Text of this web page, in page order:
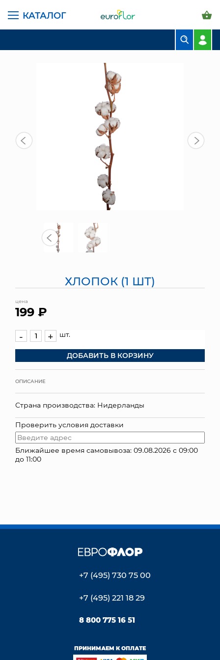
КАТАЛОГ
КОМПОЗИЦИИ
ЦВЕТЫ В ПАЧКАХ
СВАДЕБНАЯ ФЛОРИСТИКА
КОМНАТНЫЕ РАСТЕНИЯ
ГОРШКИ И КАШПО
ГРУНТЫ И УДОБРЕНИЯ
ПРЕДМЕТЫ ИНТЕРЬЕРА
МЯГКИЕ ИГРУШКИ
ЯЩИКИ
ПОДАРОЧНЫЕ КАРТЫ
ОПТОВЫМ КЛИЕНТАМ
ДОСТАВКА И ОПЛАТА
КОНТАКТЫ
ГЛАВНАЯ СТРАНИЦА КАТАЛОГ
ЦВЕТЫ В ПАЧКАХ
ХЛОПОК (1 ШТ)
цена
199 ₽
- + шт.
ДОБАВИТЬ В КОРЗИНУ
ОПИСАНИЕ
Страна производства: Нидерланды
Проверить условия доставки
Ближайшее время самовывоза: 09.08.2026 с 09:00
до 11:00
+7 (495) 730 75 00
+7 (495) 221 18 29
8 800 775 16 51
ПРИНИМАЕМ К ОПЛАТЕ